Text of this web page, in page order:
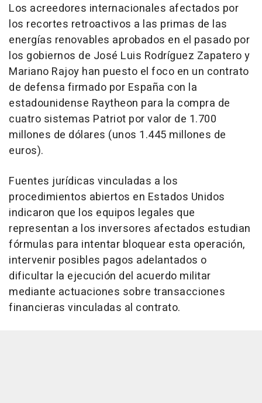
Los acreedores internacionales afectados por
los recortes retroactivos a las primas de las
energías renovables aprobados en el pasado por
los gobiernos de José Luis Rodríguez Zapatero y
Mariano Rajoy han puesto el foco en un contrato
de defensa firmado por España con la
estadounidense Raytheon para la compra de
cuatro sistemas Patriot por valor de 1.700
millones de dólares (unos 1.445 millones de
euros).
Fuentes jurídicas vinculadas a los
procedimientos abiertos en Estados Unidos
indicaron que los equipos legales que
representan a los inversores afectados estudian
fórmulas para intentar bloquear esta operación,
intervenir posibles pagos adelantados o
dificultar la ejecución del acuerdo militar
mediante actuaciones sobre transacciones
financieras vinculadas al contrato.